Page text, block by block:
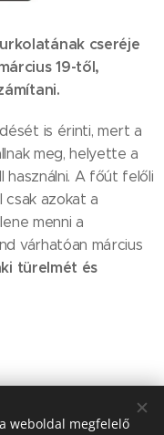
cseréje
19-től,
is érinti, mert a
meg, helyette a
használni. A főút felőli
csak azokat a
menni a
várhatóan március
türelmét és
weboldal megfelelő